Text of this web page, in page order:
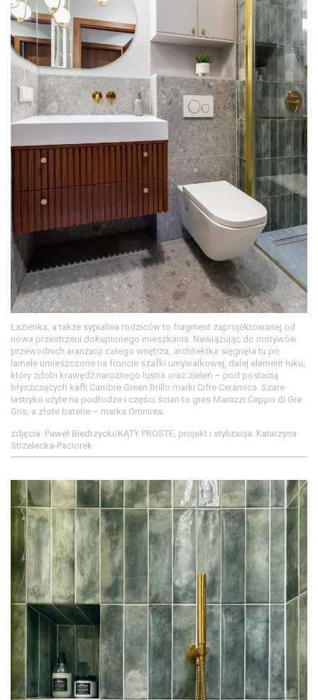
Łazienka, a także sypialnia rodziców to fragment zaprojektowanej od
nowa przestrzeni dokupionego mieszkania. Nawiązując do motywów
przewodnich aranżacji całego wnętrza, architektka sięgnęła tu po
lamele umieszczone na froncie szafki umywalkowej, dalej element łuku,
który zdobi krawędź narożnego lustra oraz zieleń – pod postacią
błyszczących kafli Cambre Green Brillo marki Cifre Cerámica. Szare
lastryko użyte na podłodze i części ścian to gres Marazzi Ceppo di Gre
Gris, a złote baterie – marka Omnires.
zdjęcia: Paweł Biedrzycki/KĄTY PROSTE, projekt i stylizacja: Katarzyna
Strzelecka-Paciorek